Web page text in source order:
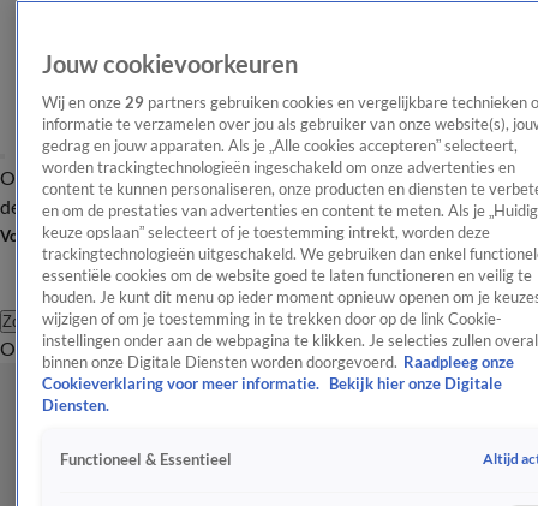
OverzichtAfleveringen Entertainment TV Algemeen
Tip
de redactieNieuwsbrief
Volg Shownieuws
Zoeken
OverzichtEntertainmentSpraakmakendRealityCrimeVideo's
Jouw cookievoorkeuren
Wij en onze 29 partners gebruiken cookies en vergelijkbare technieken
informatie te verzamelen over jou als gebruiker van onze website(s),
gedrag en jouw apparaten. Als je „Alle cookies accepteren” selecteert,
worden trackingtechnologieën ingeschakeld om onze advertenties en
content te kunnen personaliseren, onze producten en diensten te
en om de prestaties van advertenties en content te meten. Als je
keuze opslaan” selecteert of je toestemming intrekt, worden deze
trackingtechnologieën uitgeschakeld. We gebruiken dan enkel
essentiële cookies om de website goed te laten functioneren en veilig te
houden. Je kunt dit menu op ieder moment opnieuw openen om je
wijzigen of om je toestemming in te trekken door op de link Cookie-
instellingen onder aan de webpagina te klikken. Je selecties zullen overal
binnen onze Digitale Diensten worden doorgevoerd. Raadpleeg onze
Cookieverklaring voor meer informatie.
Bekijk hier onze Digitale
Diensten.
Functioneel & Essentieel Altijd